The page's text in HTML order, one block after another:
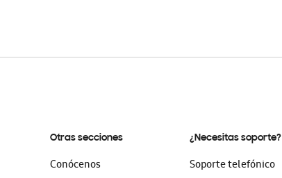
Otras secciones
Conócenos
¿Necesitas soporte?
Soporte telefónico